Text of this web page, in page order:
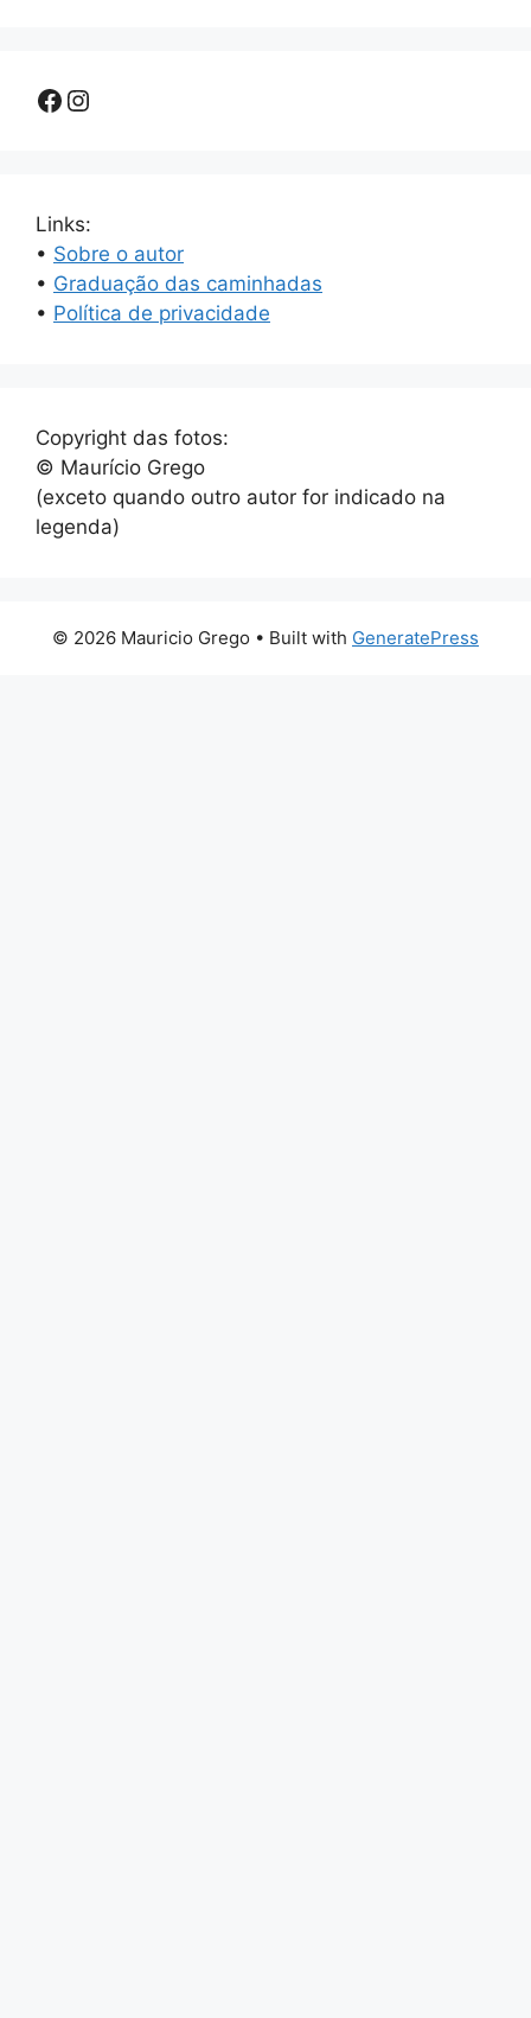
Facebook
Instagram
Links:
• Sobre o autor
• Graduação das caminhadas
• Política de privacidade
Copyright das fotos:
© Maurício Grego
(exceto quando outro autor for indicado na
legenda)
© 2026 Mauricio Grego • Built with GeneratePress